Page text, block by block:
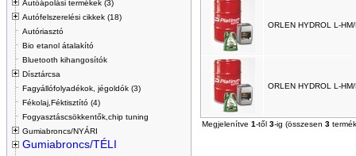
Autóápolási termékek (3)
Autófelszerelési cikkek (18)
Autóriasztó
Bio etanol átalakító
Bluetooth kihangosítók
Dísztárcsa
Fagyállófolyadékok, jégoldók (3)
Fékolaj,Féktisztító (4)
Fogyasztáscsökkentők,chip tuning
Gumiabroncs/NYÁRI
Gumiabroncs/TÉLI
ORLEN HYDROL L-
ORLEN HYDROL L-
Megjelenítve 1-től 3-ig (összesen 3